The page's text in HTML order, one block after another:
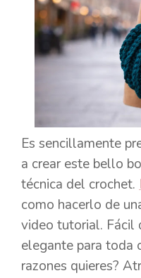
Es sencillamente
a crear este bello
técnica del crochet.
como hacerlo de
video tutorial. Fácil
elegante para toda
razones quieres?